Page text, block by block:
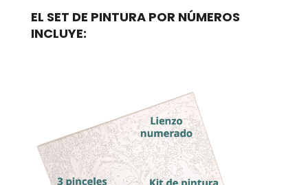
EL SET DE PINTURA POR NÚMEROS
INCLUYE: